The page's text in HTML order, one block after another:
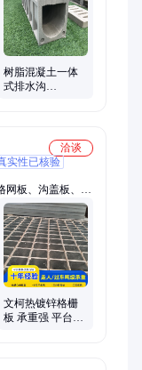
树脂混凝土一体
式排水沟
洽谈
实性已核验
网板、沟盖板、格
文柯热镀锌格栅
板 承重强 平台钢